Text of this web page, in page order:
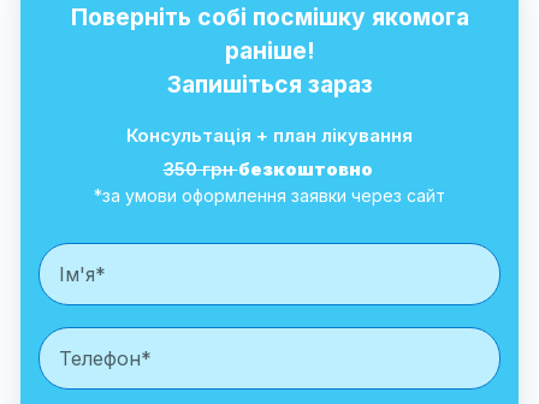
Поверніть собі посмішку якомога
раніше!
Запишіться зараз
Консультація + план лікування
350 грнбезкоштовно
*за умови оформлення заявки через сайт